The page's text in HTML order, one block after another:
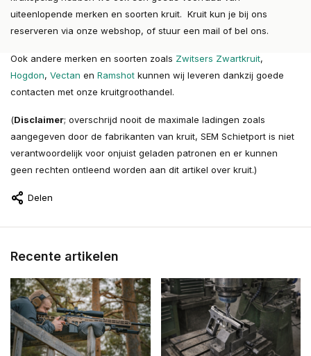
uiteenlopende merken en soorten kruit. Kruit kun je bij ons
reserveren via onze webshop, of stuur een mail of bel ons.
Ook andere merken en soorten zoals Zwitsers Zwartkruit,
Hogdon, Vectan en Ramshot kunnen wij leveren dankzij goede
contacten met onze kruitgroothandel.
(Disclaimer; overschrijd nooit de maximale ladingen zoals
aangegeven door de fabrikanten van kruit, SEM Schietport is niet
verantwoordelijk voor onjuist geladen patronen en er kunnen
geen rechten ontleend worden aan dit artikel over kruit.)
Delen
Recente artikelen